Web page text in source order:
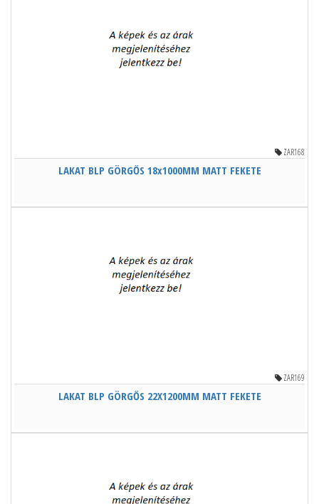
ZAR168
LAKAT BLP GÖRGŐS 18x1000MM MATT FEKETE
ZAR169
LAKAT BLP GÖRGŐS 22X1200MM MATT FEKETE